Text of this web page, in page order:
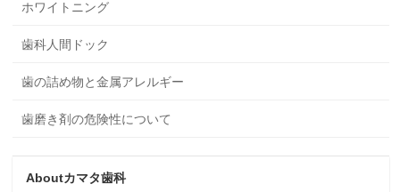
ホワイトニング
歯科人間ドック
歯の詰め物と金属アレルギー
歯磨き剤の危険性について
Aboutカマタ歯科